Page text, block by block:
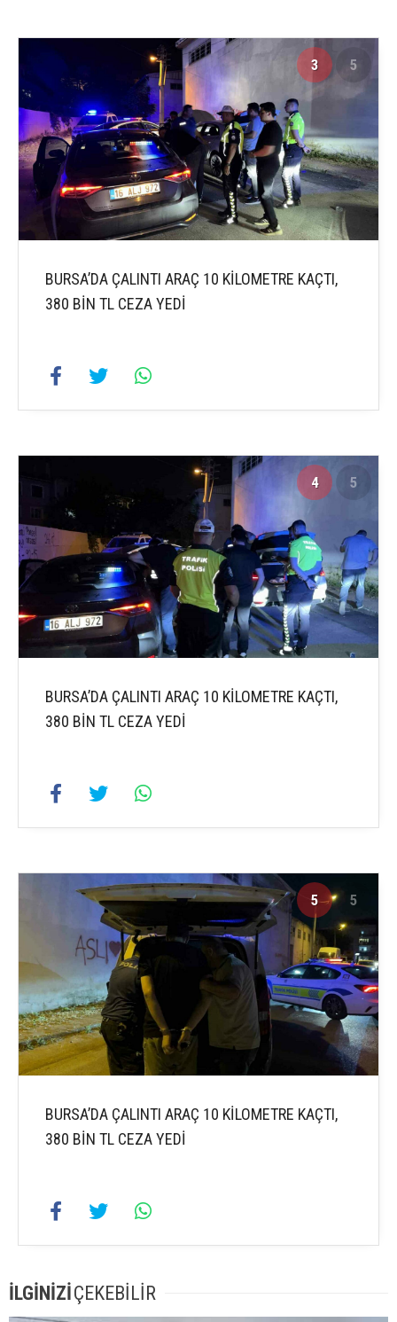
3 5
BURSA’DA ÇALINTI ARAÇ 10 KİLOMETRE KAÇTI,
380 BİN TL CEZA YEDİ
4 5
BURSA’DA ÇALINTI ARAÇ 10 KİLOMETRE KAÇTI,
380 BİN TL CEZA YEDİ
5 5
BURSA’DA ÇALINTI ARAÇ 10 KİLOMETRE KAÇTI,
380 BİN TL CEZA YEDİ
İLGİNİZİÇEKEBİLİR